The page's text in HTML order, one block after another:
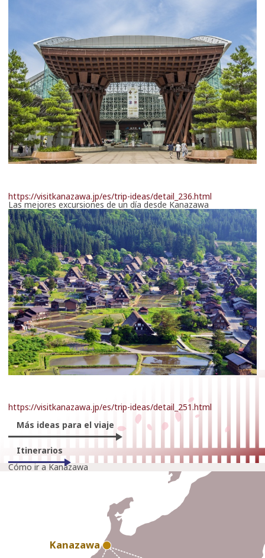
https://visitkanazawa.jp/es/trip-ideas/detail_236.html
Las mejores excursiones de un día desde Kanazawa
https://visitkanazawa.jp/es/trip-ideas/detail_251.html
Más ideas para el viaje
Itinerarios
Cómo ir a Kanazawa
Kanazawa
Kanazawa